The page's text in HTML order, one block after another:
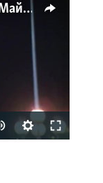
Как украинские "беркутовцы" с Майдана стали ОМОНом с Тверской